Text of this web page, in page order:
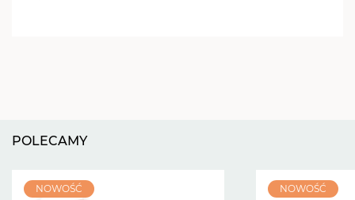
POLECAMY
NOWOŚĆ NOWOŚĆ